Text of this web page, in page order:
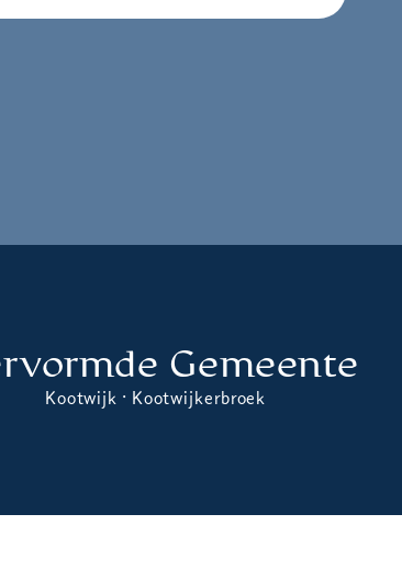
Gemeente
Kootwijk · Kootwijkerbroek